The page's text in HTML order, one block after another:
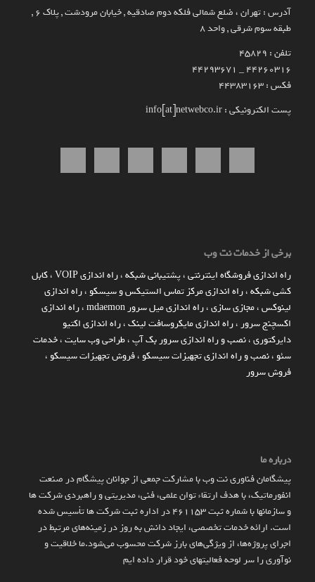
آدرس : تهران ، ضلع شمالی فلکه دوم صادقیه , خیابان مرودشت , پلاک ۶ ,
طبقه سوم شرقی , واحد ۸
تلفن : 45829
۴۴۲۶۰۳۱۶ _ 44293671
فکس : 44383163
پست الکترونیکی : info[at]netwebco.ir
برخی از خدمات نت وب
راه اندازي فروشگاه اينترنتي،پشتیبانی شبکه،راه اندازی VOIP ،کابل
کشی شبکه،راه اندازی مرکز تماس الستیکس و سیسکو ،راه اندازی
لینوکس،مجازی سازی،راه اندازی میل سرور mdaemon ،راه اندازی
اکسچنج سرور ،راه اندازی مایکروسافت لینک،راه اندازی اکتیو
دایرکتوری،نصب و راه اندازی سرور بک آپ،طراحی وب سایت،خدمات
سئو ،نصب و راه اندازی تجهیزات سیسکو ،فروش تجهیزات سیسکو ،
فروش سرور
درباره ما
پیشگامان فناوری نت وب با مشارکت جمعی از جوانان پیشگام در صنعت
انفورماتیک، با هدف ارتقاء توان علمی، فنی، مدیریتی و راهبردی شرکت ها
و سازمان­ها با شماره ثبت 461153 در اداره ثبت شرکت ها تأسیس شده
است. ارائه خدمات تخصصی، ایجاد دانش به‌ روز در زمینه‌های مرتبط در
اجرای پروژه‌ها، از ویژگی‌های بارز شرکت محسوب می‌شود.ما خلاقیت و
نوآوری را سر لوحه فعالیتهای خود قرار داده ایم